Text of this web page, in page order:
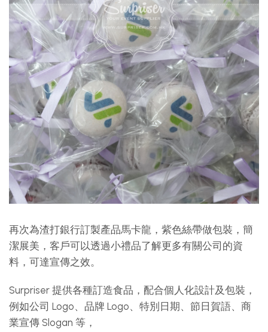
再次為渣打銀行訂製產品馬卡龍，紫色絲帶做包裝，簡
潔展美，客戶可以透過小禮品了解更多有關公司的資
料，可達宣傳之效。
Surpriser 提供各種訂造食品，配合個人化設計及包裝，
例如公司 Logo、品牌 Logo、特別日期、節日賀語、商
業宣傳 Slogan 等，